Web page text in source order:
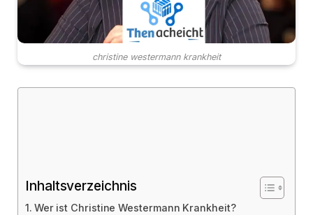
christine westermann krankheit
Inhaltsverzeichnis
Wer ist Christine Westermann Krankheit?